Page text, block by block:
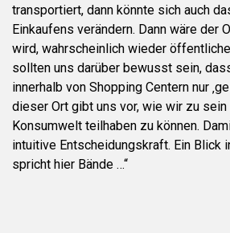
transportiert, dann könnte sich auch
Einkaufens verändern. Dann wäre der
wird, wahrscheinlich wieder
sollten uns darüber bewusst sein,
innerhalb von Shopping Centern nur
dieser Ort gibt uns vor, wie wir zu sein
Konsumwelt teilhaben zu können.
intuitive Entscheidungskraft. Ein Blick
spricht hier Bände …“